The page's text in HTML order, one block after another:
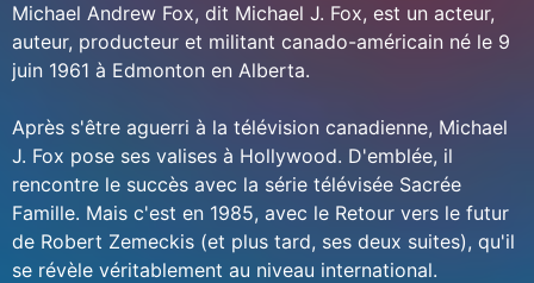
Michael Andrew Fox, dit Michael J. Fox, est un acteur,
auteur, producteur et militant canado-américain né le 9
juin 1961 à Edmonton en Alberta.
Après s'être aguerri à la télévision canadienne, Michael
J. Fox pose ses valises à Hollywood. D'emblée, il
rencontre le succès avec la série télévisée Sacrée
Famille. Mais c'est en 1985, avec le Retour vers le futur
de Robert Zemeckis (et plus tard, ses deux suites), qu'il
se révèle véritablement au niveau international.